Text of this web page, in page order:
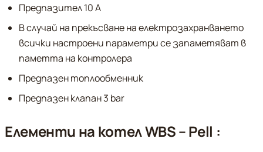
Предпазител 10 А
В случай на прекъсване на електрозахранването
всички настроени параметри се запаметяват в
паметта на контролера
Предпазен топлообменник
Предпазен клапан 3 bar
Елементи на котел WBS – Pell :